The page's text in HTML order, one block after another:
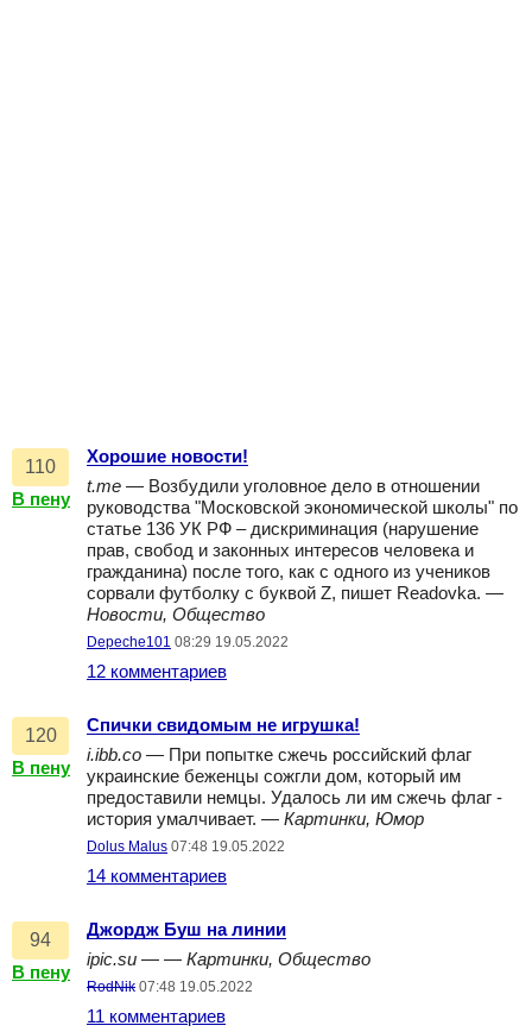
110
В пену
Хорошие новости!
t.me — Возбудили уголовное дело в отношении
руководства "Московской экономической школы" по
статье 136 УК РФ – дискриминация (нарушение
прав, свобод и законных интересов человека и
гражданина) после того, как с одного из учеников
сорвали футболку с буквой Z, пишет Readovka. —
Новости, Общество
Depeche101 08:29 19.05.2022
12 комментариев
120
В пену
Спички свидомым не игрушка!
i.ibb.co — При попытке сжечь российский флаг
украинские беженцы сожгли дом, который им
предоставили немцы. Удалось ли им сжечь флаг -
история умалчивает. — Картинки, Юмор
Dolus Malus 07:48 19.05.2022
14 комментариев
94
В пену
Джордж Буш на линии
ipic.su — — Картинки, Общество
RodNik 07:48 19.05.2022
11 комментариев